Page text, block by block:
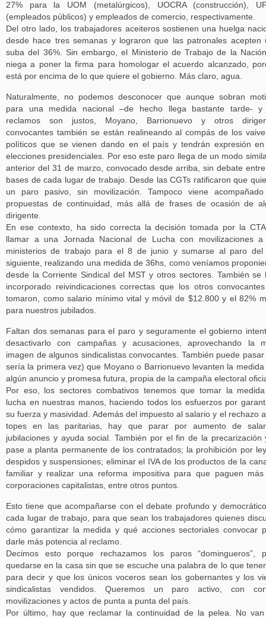
27% para la UOM (metalúrgicos), UOCRA (construcción),
(empleados públicos) y empleados de comercio, respectivamente.
Del otro lado, los trabajadores aceiteros sostienen una huelga
desde hace tres semanas y lograron que las patronales acepten
suba del 36%. Sin embargo, el Ministerio de Trabajo de la
niega a poner la firma para homologar el acuerdo alcanzado,
está por encima de lo que quiere el gobierno. Más claro, agua.
Naturalmente, no podemos desconocer que aunque sobran
para una medida nacional –de hecho llega bastante tarde- y
reclamos son justos, Moyano, Barrionuevo y otros
convocantes también se están realineando al compás de los
políticos que se vienen dando en el país y tendrán expresión
elecciones presidenciales. Por eso este paro llega de un modo
anterior del 31 de marzo, convocado desde arriba, sin debate
bases de cada lugar de trabajo. Desde las CGTs ratificaron que
un paro pasivo, sin movilización. Tampoco viene
propuestas de continuidad, más allá de frases de ocasión de
dirigente.
En ese contexto, ha sido correcta la decisión tomada por la
llamar a una Jornada Nacional de Lucha con movilizaciones
ministerios de trabajo para el 8 de junio y sumarse al paro del
siguiente, realizando una medida de 36hs, como veníamos
desde la Corriente Sindical del MST y otros sectores. También se
incorporado reivindicaciones correctas que los otros
tomaron, como salario mínimo vital y móvil de $12.800 y el 82%
para nuestros jubilados.
Faltan dos semanas para el paro y seguramente el gobierno
desactivarlo con campañas y acusaciones, aprovechando la
imagen de algunos sindicalistas convocantes. También puede pasar
sería la primera vez) que Moyano o Barrionuevo levanten la medida
algún anuncio y promesa futura, propia de la campaña electoral
Por eso, los sectores combativos tenemos que tomar la
lucha en nuestras manos, haciendo todos los esfuerzos por
su fuerza y masividad. Además del impuesto al salario y el rechazo
topes en las paritarias, hay que parar por aumento de
jubilaciones y ayuda social. También por el fin de la precarización
pase a planta permanente de los contratados; la prohibición por
despidos y suspensiones; eliminar el IVA de los productos de la
familiar y realizar una reforma impositiva para que paguen
corporaciones capitalistas, entre otros puntos.
Esto tiene que acompañarse con el debate profundo y
cada lugar de trabajo, para que sean los trabajadores quienes
cómo garantizar la medida y qué acciones sectoriales convocar
darle más potencia al reclamo.
Decimos esto porque rechazamos los paros “domingueros”,
quedarse en la casa sin que se escuche una palabra de lo que
para decir y que los únicos voceros sean los gobernantes y los
sindicalistas vendidos. Queremos un paro activo, con
movilizaciones y actos de punta a punta del país.
Por último, hay que reclamar la continuidad de la pelea. No